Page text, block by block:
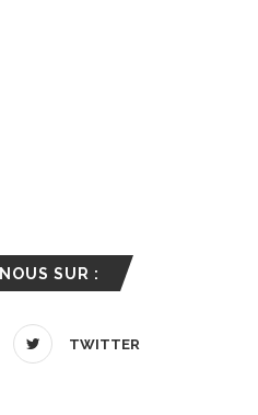
SUR :
TWITTER